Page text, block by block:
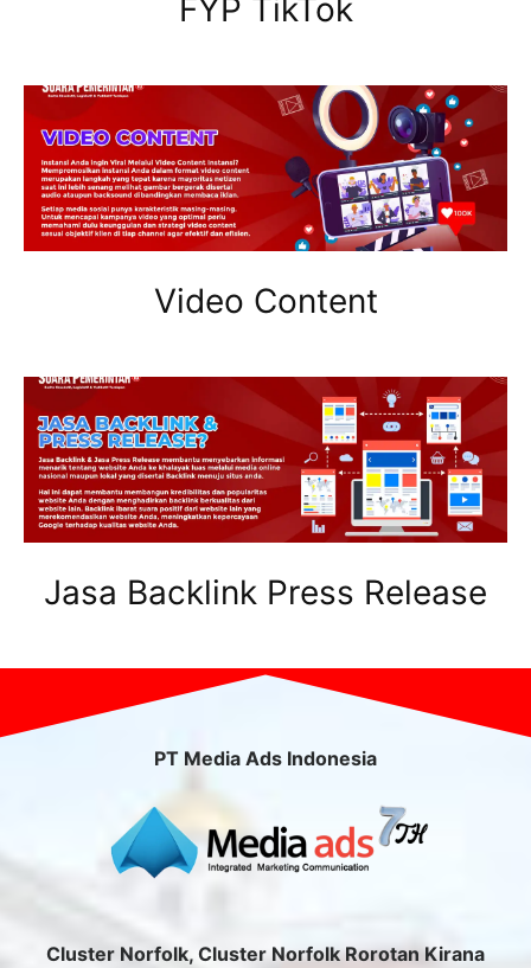
FYP TikTok
Video Content
Jasa Backlink Press Release
PT Media Ads Indonesia
Cluster Norfolk, Cluster Norfolk Rorotan Kirana